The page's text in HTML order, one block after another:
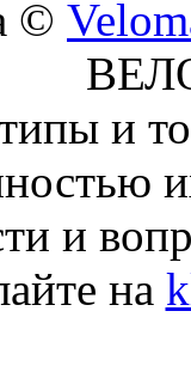
©
и
и
на